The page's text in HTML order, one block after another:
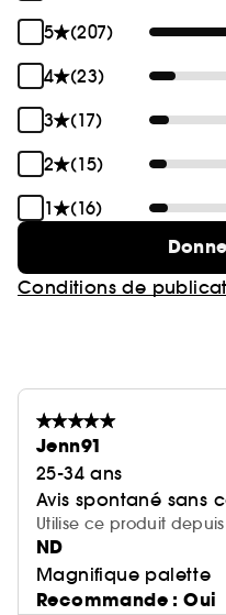
5
(207)
4
(23)
3
(17)
2
(15)
1
(16)
Conditions de
Jenn91
25-34 ans
Avis spontané sans
Utilise ce produit
ND
Magnifique palette
Recommande : Oui